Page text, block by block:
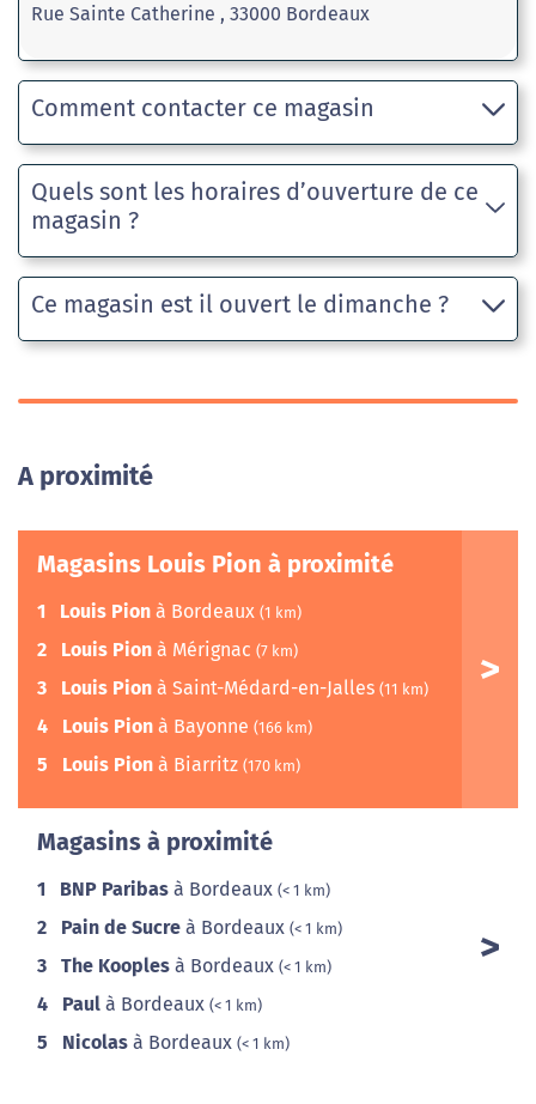
Rue Sainte Catherine , 33000 Bordeaux
Comment contacter ce magasin
Quels sont les horaires d’ouverture de ce
magasin ?
Ce magasin est il ouvert le dimanche ?
A proximité
Magasins Louis Pion à proximité
1 Louis Pion à Bordeaux (1 km)
2 Louis Pion à Mérignac (7 km)
3 Louis Pion à Saint-Médard-en-Jalles (11 km)
4 Louis Pion à Bayonne (166 km)
5 Louis Pion à Biarritz (170 km)
Magasins à proximité
1 BNP Paribas à Bordeaux (< 1 km)
2 Pain de Sucre à Bordeaux (< 1 km)
3 The Kooples à Bordeaux (< 1 km)
4 Paul à Bordeaux (< 1 km)
5 Nicolas à Bordeaux (< 1 km)